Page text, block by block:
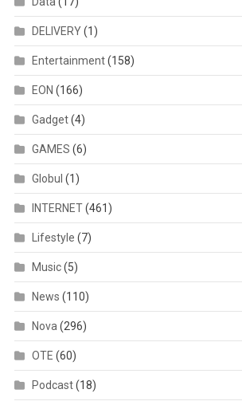
DELIVERY(1)
Entertainment(158)
EON (166)
Gadget(4)
GAMES (6)
Globul (1)
INTERNET(461)
Lifestyle (7)
Music(5)
News (110)
Nova (296)
OTE (60)
Podcast(18)